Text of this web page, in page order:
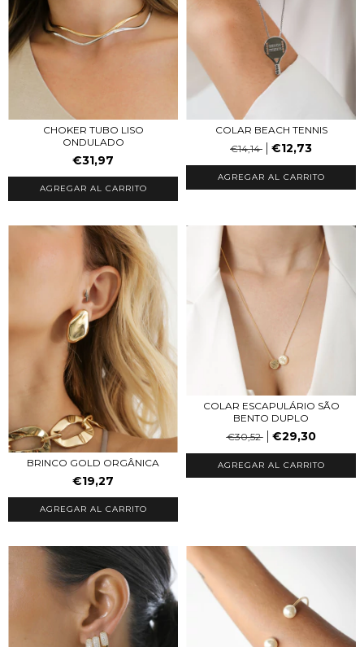
CHOKER TUBO LISO
ONDULADO
€31,97
AGREGAR AL CARRITO
COLAR BEACH TENNIS
€14,14
€12,73
AGREGAR AL CARRITO
BRINCO GOLD ORGÂNICA
€19,27
AGREGAR AL CARRITO
COLAR ESCAPULÁRIO SÃO
BENTO DUPLO
€30,52
€29,30
AGREGAR AL CARRITO